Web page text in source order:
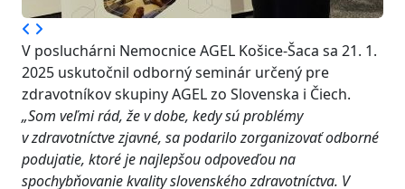
V posluchárni Nemocnice AGEL Košice-Šaca sa 21. 1.
2025 uskutočnil odborný seminár určený pre
zdravotníkov skupiny AGEL zo Slovenska i Čiech.
„Som veľmi rád, že v dobe, kedy sú problémy
v zdravotníctve zjavné, sa podarilo zorganizovať odborné
podujatie, ktoré je najlepšou odpoveďou na
spochybňovanie kvality slovenského zdravotníctva. V